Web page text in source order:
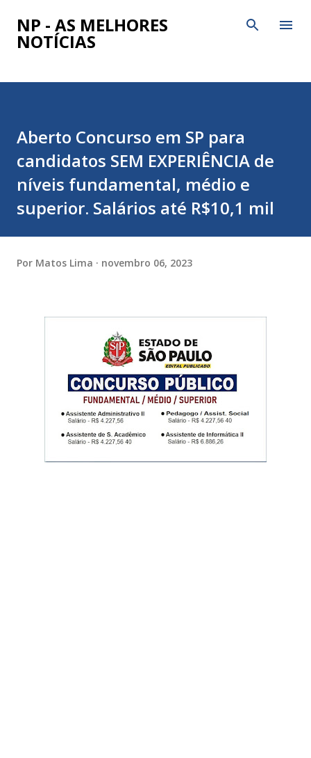
Pular para o conteúdo principal
NP - AS MELHORES
NOTÍCIAS
Aberto Concurso em SP para
candidatos SEM EXPERIÊNCIA de
níveis fundamental, médio e
superior. Salários até R$10,1 mil
Por Matos Lima novembro 06, 2023